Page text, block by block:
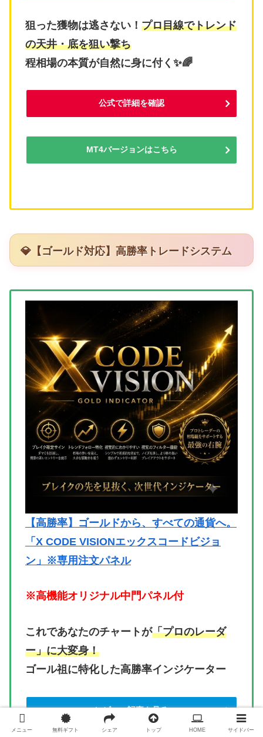
狙った獲物は逃さない！ プロ目線でトレンド
の天井・底を狙い撃ち
程相場の本質が自然に身に付く✨🌈
公式で詳細を確認
MT4バージョンはこちら
💎【ゴールド対応】高勝率トレードシステム
【高勝率】ゴールドから、すべての通貨へ。
「X CODE VISIONエックスコードビジョ
ン」※専用注文パネル
※高機能オリジナル中門パネル付
これであなたのチャートが「プロのレーダ
ー」に大変身！
ゴール祖に特化した高勝率インジケーター
レビュー記事を見る
メニュー 無料ギフト シェア トップ HOME サイドバー